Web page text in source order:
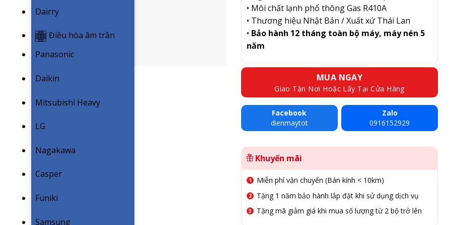
Dairry
Điều hòa âm trần
Panasonic
Daikin
Mitsubishi Heavy
LG
Nagakawa
Casper
Funiki
Samsung
• Môi chất lạnh phổ thông Gas R410A
• Thương hiệu Nhật Bản / Xuất xứ Thái Lan
• Bảo hành 12 tháng toàn bộ máy, máy nén 5
năm
MUA NGAY
Giao Tận Nơi Hoặc Lấy Tại Cửa Hàng
Facebook
dienmaytot
Zalo
0916152929
Khuyến mãi
Miễn phí vận chuyển (Bán kính < 10km)
Tặng 1 năm bảo hành lắp đặt khi sử dụng dịch vụ
Tặng mã giảm giá khi mua số lượng từ 2 bộ trở lên